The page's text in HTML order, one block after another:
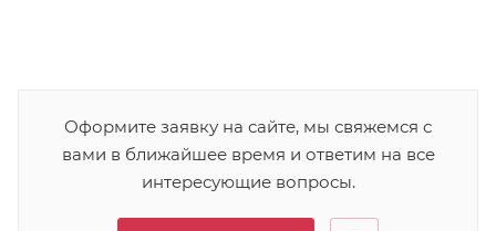
Оформите заявку на сайте, мы свяжемся с
вами в ближайшее время и ответим на все
интересующие вопросы.